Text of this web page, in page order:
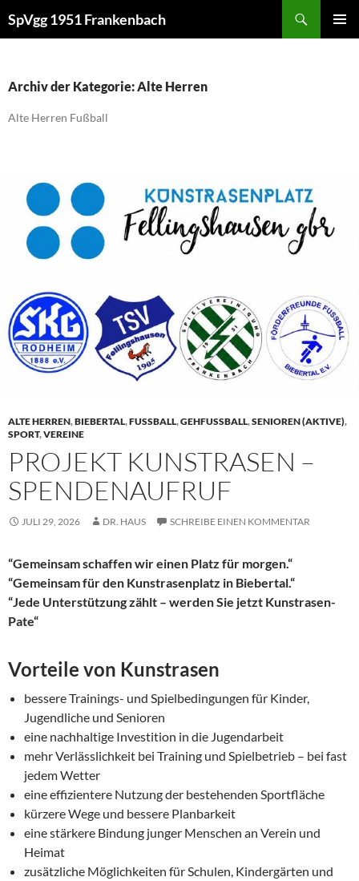
Inhalt
SpVgg 1951 Frankenbach
Archiv der Kategorie: Alte Herren
Alte Herren Fußball
ALTE HERREN,BIEBERTAL,FUSSBALL ,GEHFUSSBALL,SENIOREN (AKTIVE),
SPORT,VEREINE
PROJEKT KUNSTRASEN –
SPENDENAUFRUF
JULI 29, 2026 DR. HAUS SCHREIBE EINEN KOMMENTAR
“Gemeinsam schaffen wir einen Platz für morgen.“
“Gemeinsam für den Kunstrasenplatz in Biebertal.“
“Jede Unterstützung zählt – werden Sie jetzt Kunstrasen-
Pate“
Vorteile von Kunstrasen
bessere Trainings- und Spielbedingungen für Kinder,
Jugendliche und Senioren
eine nachhaltige Investition in die Jugendarbeit
mehr Verlässlichkeit bei Training und Spielbetrieb – bei fast
jedem Wetter
eine effizientere Nutzung der bestehenden Sportfläche
kürzere Wege und bessere Planbarkeit
eine stärkere Bindung junger Menschen an Verein und
Heimat
zusätzliche Möglichkeiten für Schulen, Kindergärten und